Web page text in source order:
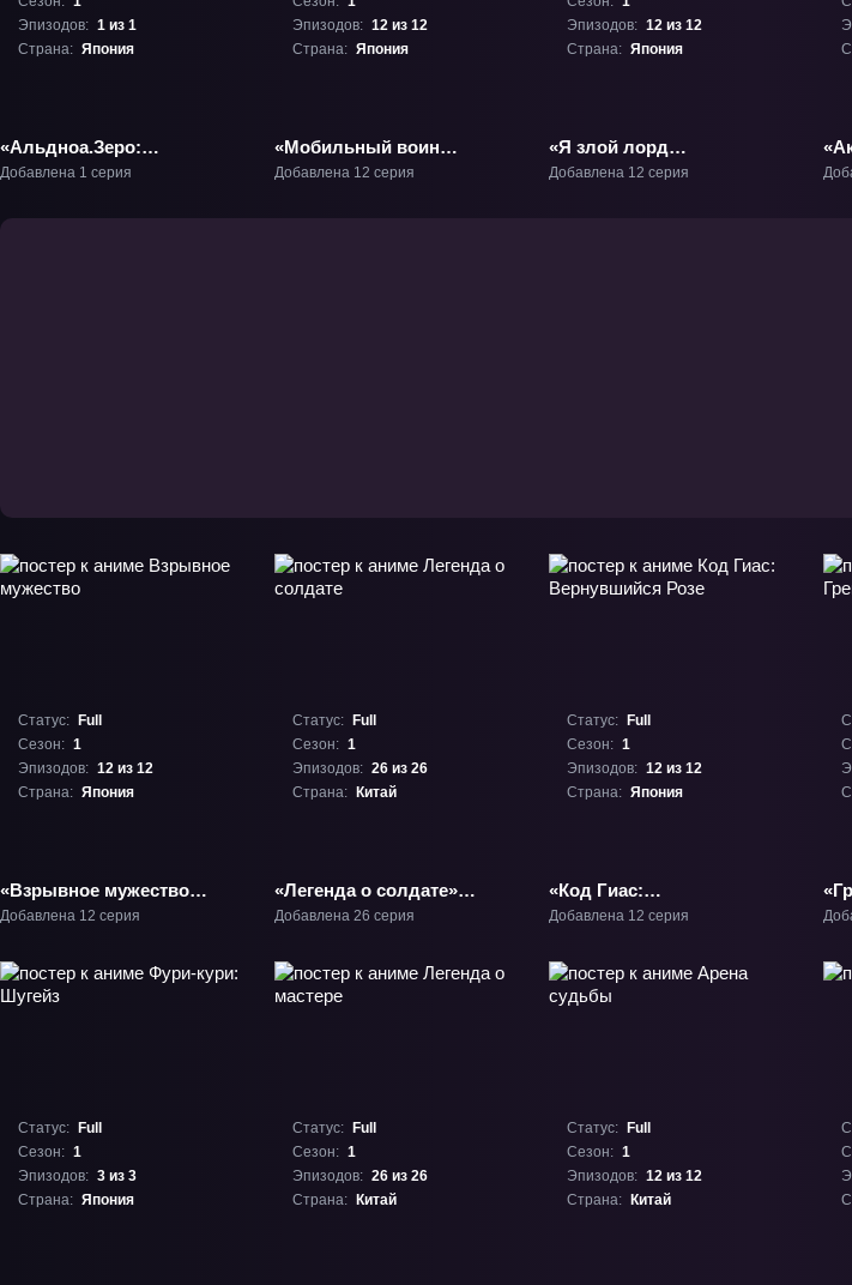
Эпизодов: 1 из 1
Страна: Япония
«Альдноа.Зеро:
Фрагменты дождя —
истина» ОВА-1
Добавлена 1 серия
Эпизодов: 12 из 12
Страна: Япония
«Мобильный воин
Гандам: GQuuuuuuX»
Добавлена 12 серия
Эпизодов: 12 из 12
Страна: Япония
«Я злой лорд
межгалактической
Добавлена 12 серия
Статус:
Full
Сезон: 1
Эпизодов: 12 из 12
Страна: Япония
«Взрывное мужество»
ТВ-1
Добавлена 12 серия
Статус:
Full
Сезон: 1
Эпизодов: 26 из 26
Страна:
Китай
«Легенда о солдате»
ТВ-1
Добавлена 26 серия
Статус:
Full
Сезон: 1
Эпизодов: 12 из 12
Страна: Япония
«Код Гиас:
Вернувшийся Розе»
Добавлена 12 серия
Статус:
Full
Сезон: 1
Эпизодов: 3 из 3
Страна: Япония
Статус:
Full
Сезон: 1
Эпизодов: 26 из 26
Страна:
Китай
Статус:
Full
Сезон: 1
Эпизодов: 12 из 12
Страна:
Китай